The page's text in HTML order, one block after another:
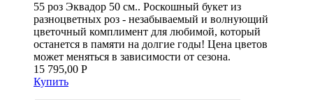
55 роз Эквадор 50 см.. Роскошный букет из
разноцветных роз - незабываемый и волнующий
цветочный комплимент для любимой, который
останется в памяти на долгие годы! Цена цветов
может меняться в зависимости от сезона.
15 795,00 Р
Купить